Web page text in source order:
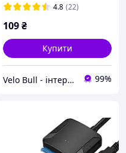
SSD
4.8 (22)
109₴
Купити
Velo Bull - інтернет магазин | velobull.com.ua 99%